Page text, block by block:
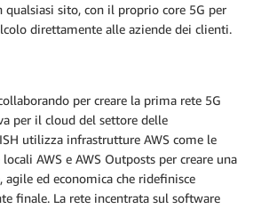
qualsiasi sito, con il proprio core 5G per
direttamente alle aziende dei clienti.
per creare la prima rete 5G
per il cloud del settore delle
utilizza infrastrutture AWS come le
AWS e AWS Outposts per creare una
agile ed economica che ridefinisce
finale. La rete incentrata sul software